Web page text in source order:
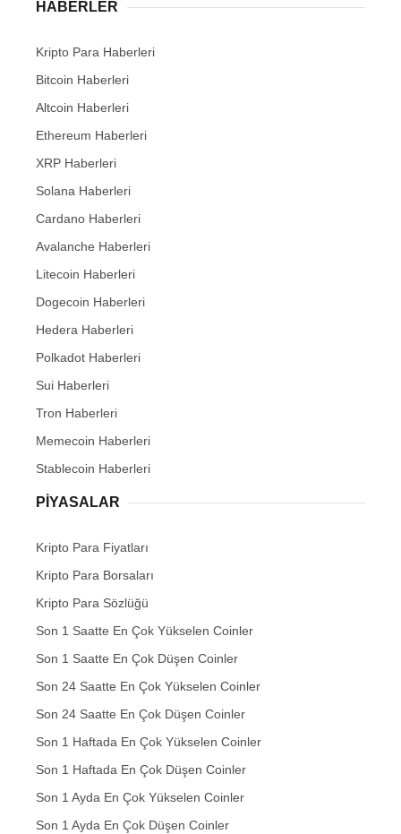
HABERLER
Kripto Para Haberleri
Bitcoin Haberleri
Altcoin Haberleri
Ethereum Haberleri
XRP Haberleri
Solana Haberleri
Cardano Haberleri
Avalanche Haberleri
Litecoin Haberleri
Dogecoin Haberleri
Hedera Haberleri
Polkadot Haberleri
Sui Haberleri
Tron Haberleri
Memecoin Haberleri
Stablecoin Haberleri
PIYASALAR
Kripto Para Fiyatları
Kripto Para Borsaları
Kripto Para Sözlüğü
Son 1 Saatte En Çok Yükselen Coinler
Son 1 Saatte En Çok Düşen Coinler
Son 24 Saatte En Çok Yükselen Coinler
Son 24 Saatte En Çok Düşen Coinler
Son 1 Haftada En Çok Yükselen Coinler
Son 1 Haftada En Çok Düşen Coinler
Son 1 Ayda En Çok Yükselen Coinler
Son 1 Ayda En Çok Düşen Coinler